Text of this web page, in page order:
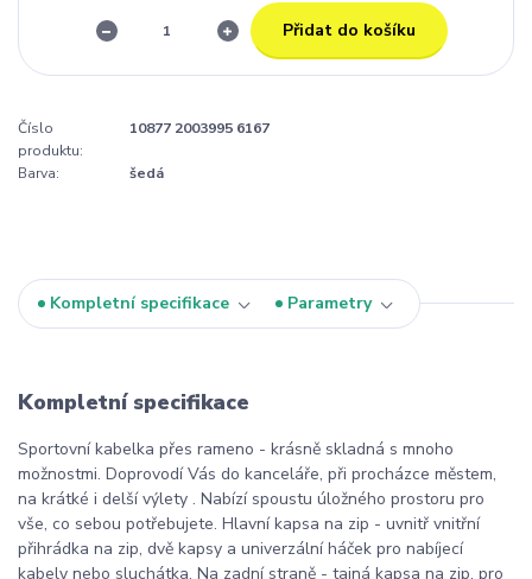
Přidat do košíku
Číslo
produktu:
10877 2003995 6167
Barva: šedá
Kompletní specifikace Parametry
Kompletní specifikace
Sportovní kabelka přes rameno - krásně skladná s mnoho
možnostmi. Doprovodí Vás do kanceláře, při procházce městem,
na krátké i delší výlety . Nabízí spoustu úložného prostoru pro
vše, co sebou potřebujete. Hlavní kapsa na zip - uvnitř vnitřní
přihrádka na zip, dvě kapsy a univerzální háček pro nabíjecí
kabely nebo sluchátka. Na zadní straně - tajná kapsa na zip, pro